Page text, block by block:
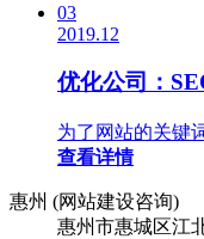
03
2019.12
优化公司：
为了网站的关键
查看详情
惠州 (网站建设咨询)
惠州市惠城区江